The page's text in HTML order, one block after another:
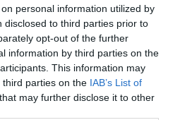
personal information utilized by
disclosed to third parties prior to
opt-out of the further
information by third parties on the
This information may
parties on the IAB’s List of
that may further disclose it to other
a 23 kilós feladott
ülőhelyválasztást is.
csütörtökönként és
járatok mellett délutánit,
összesen heti 8